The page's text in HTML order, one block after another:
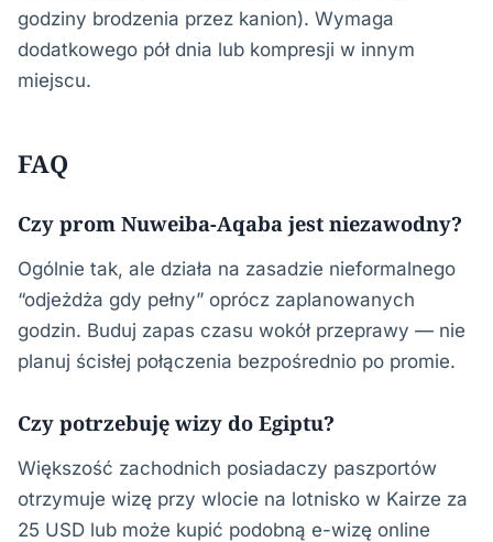
godziny brodzenia przez kanion). Wymaga
dodatkowego pół dnia lub kompresji w innym
miejscu.
FAQ
Czy prom Nuweiba-Aqaba jest niezawodny?
Ogólnie tak, ale działa na zasadzie nieformalnego
“odjeżdża gdy pełny” oprócz zaplanowanych
godzin. Buduj zapas czasu wokół przeprawy — nie
planuj ścisłej połączenia bezpośrednio po promie.
Czy potrzebuję wizy do Egiptu?
Większość zachodnich posiadaczy paszportów
otrzymuje wizę przy wlocie na lotnisko w Kairze za
25 USD lub może kupić podobną e-wizę online